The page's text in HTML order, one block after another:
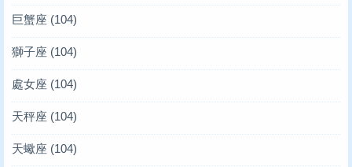
巨蟹座 (104)
獅子座 (104)
處女座 (104)
天秤座 (104)
天蠍座 (104)